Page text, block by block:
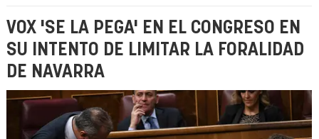
VOX 'SE LA PEGA' EN EL CONGRESO EN
SU INTENTO DE LIMITAR LA FORALIDAD
DE NAVARRA